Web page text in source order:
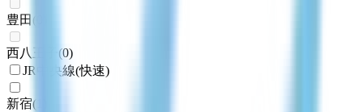
豊田 (
西八王子 (0)
JR中央線(快速)
新宿(